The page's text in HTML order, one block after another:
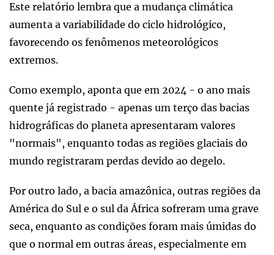
Este relatório lembra que a mudança climática
aumenta a variabilidade do ciclo hidrológico,
favorecendo os fenômenos meteorológicos
extremos.
Como exemplo, aponta que em 2024 - o ano mais
quente já registrado - apenas um terço das bacias
hidrográficas do planeta apresentaram valores
"normais", enquanto todas as regiões glaciais do
mundo registraram perdas devido ao degelo.
Por outro lado, a bacia amazônica, outras regiões da
América do Sul e o sul da África sofreram uma grave
seca, enquanto as condições foram mais úmidas do
que o normal em outras áreas, especialmente em